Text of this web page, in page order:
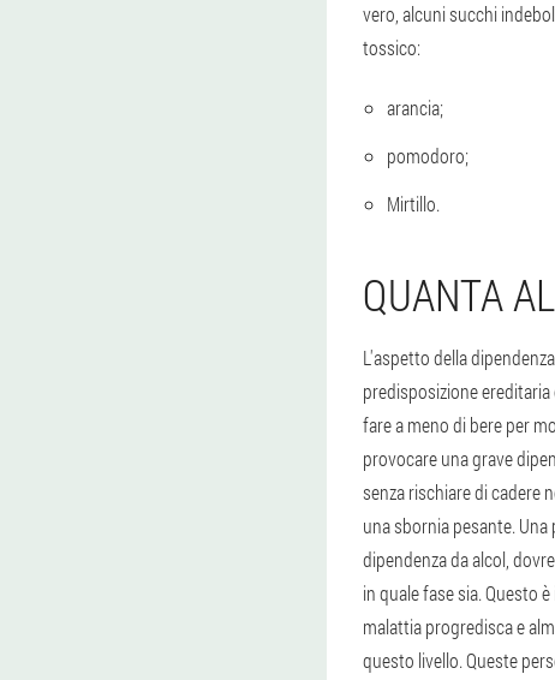
vero, alcuni succhi
tossico:
arancia;
pomodoro;
Mirtillo.
QUANTA
L'aspetto della
predisposizione
fare a meno di bere per
provocare una grave
senza rischiare di cadere
una sbornia pesante. Una
dipendenza da alcol,
in quale fase sia. Questo
malattia progredisca e
questo livello. Queste